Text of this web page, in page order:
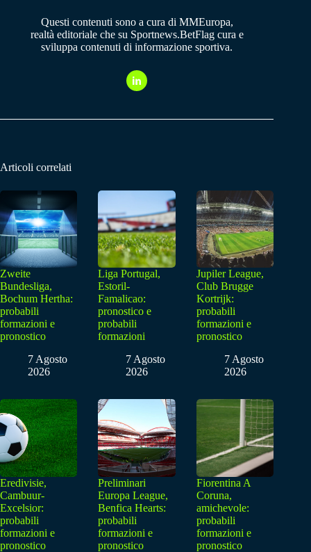
Questi contenuti sono a cura di MMEuropa,
realtà editoriale che su Sportnews.BetFlag cura e
sviluppa contenuti di informazione sportiva.
Articoli correlati
Zweite
Bundesliga,
Bochum Hertha:
probabili
formazioni e
pronostico
7 Agosto
2026
Liga Portugal,
Estoril-
Famalicao:
pronostico e
probabili
formazioni
7 Agosto
2026
Jupiler League,
Club Brugge
Kortrijk:
probabili
formazioni e
pronostico
7 Agosto
2026
Eredivisie,
Cambuur-
Excelsior:
probabili
formazioni e
pronostico
Preliminari
Europa League,
Benfica Hearts:
probabili
formazioni e
pronostico
Fiorentina A
Coruna,
amichevole:
probabili
formazioni e
pronostico